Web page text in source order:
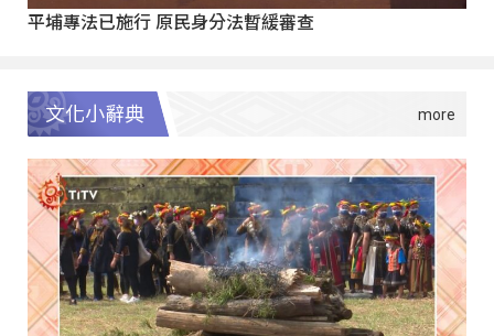
平埔專法已施行 原民身分法暫緩審查
文化小辭典